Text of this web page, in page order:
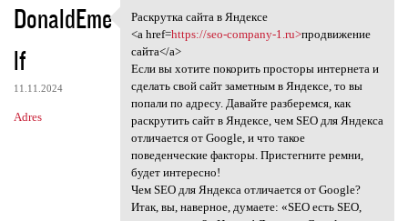
DonaldEme
lf
11.11.2024
Adres
Раскрутка сайта в Яндексе
Раскрутка сайта в Яндексе
<a href=https://seo-company-1.ru>продвижение
сайта</a>
Если вы хотите покорить просторы интернета и
сделать свой сайт заметным в Яндексе, то вы
попали по адресу. Давайте разберемся, как
раскрутить сайт в Яндексе, чем SEO для Яндекса
отличается от Google, и что такое
поведенческие факторы. Пристегните ремни,
будет интересно!
Чем SEO для Яндекса отличается от Google?
Итак, вы, наверное, думаете: «SEO есть SEO,